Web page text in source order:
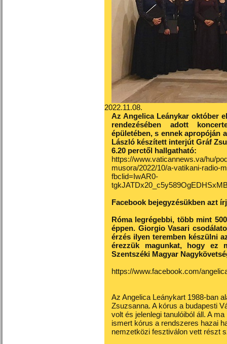
2022.11.08.
Az Angelica Leánykar október
rendezésében adott
épületében, s ennek apropóján
László készített interjút Gráf
6.20 perctől hallgatható:
https://www.vaticannews.va/hu/
musora/2022/10/a-vatikani-radio-
fbclid=IwAR0-
Facebook bejegyzésükben azt
Róma legrégebbi, több mint
éppen. Giorgio Vasari
érzés ilyen teremben készülni
érezzük magunkat, hogy ez
Szentszéki Magyar
https://www.facebook.com/
Az Angelica Leánykart 1988-ban
Zsuzsanna. A kórus a budapesti
volt és jelenlegi tanulóiból áll. A
ismert kórus a rendszeres hazai
nemzetközi fesztiválon vett részt